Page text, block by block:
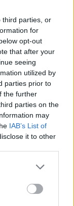
third parties, or
for
opt-out
that after your
seeing
utilized by
parties prior to
the further
parties on the
may
IAB’s List of
it to other
de enero del
el carnet.
estudios.
por el